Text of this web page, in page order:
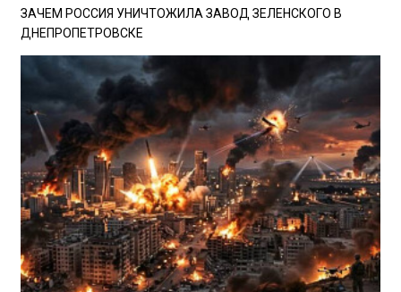
ЗАЧЕМ РОССИЯ УНИЧТОЖИЛА ЗАВОД ЗЕЛЕНСКОГО В
ДНЕПРОПЕТРОВСКЕ